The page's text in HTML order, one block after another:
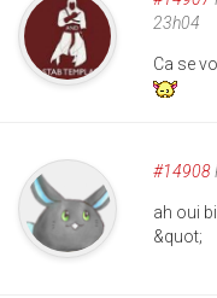
23h04
Ca se
#14908
ah oui
&quot;